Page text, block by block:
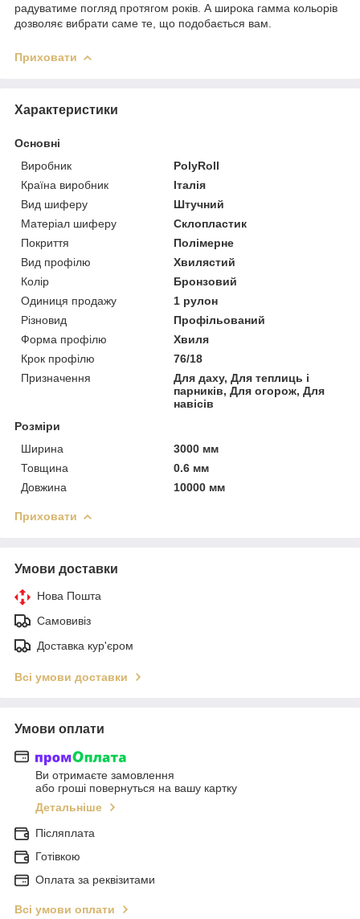
радуватиме погляд протягом років. А широка гамма кольорів
дозволяє вибрати саме те, що подобається вам.
Приховати
Характеристики
Основні
Виробник
PolyRoll
Країна виробник
Італія
Вид шиферу
Штучний
Матеріал шиферу
Склопластик
Покриття
Полімерне
Вид профілю
Хвилястий
Колір
Бронзовий
Одиниця продажу
1 рулон
Різновид
Профільований
Форма профілю
Хвиля
Крок профілю
76/18
Призначення
Для даху, Для теплиць і
парників, Для огорож, Для
навісів
Розміри
Ширина
3000 мм
Товщина
0.6 мм
Довжина
10000 мм
Приховати
Умови доставки
Нова Пошта
Самовивіз
Доставка кур'єром
Всі умови доставки
Умови оплати
Ви отримаєте замовлення
або гроші повернуться на вашу картку
Детальніше
Післяплата
Готівкою
Оплата за реквізитами
Всі умови оплати